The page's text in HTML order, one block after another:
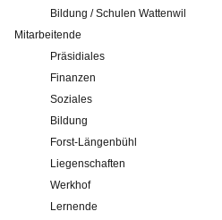
Bildung / Schulen Wattenwil
Mitarbeitende
Präsidiales
Finanzen
Soziales
Bildung
Forst-Längenbühl
Liegenschaften
Werkhof
Lernende